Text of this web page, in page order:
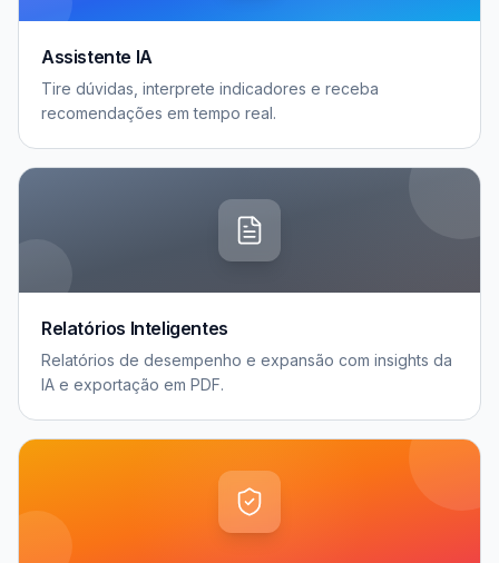
Assistente IA
Tire dúvidas, interprete indicadores e receba
recomendações em tempo real.
Relatórios Inteligentes
Relatórios de desempenho e expansão com insights da
IA e exportação em PDF.